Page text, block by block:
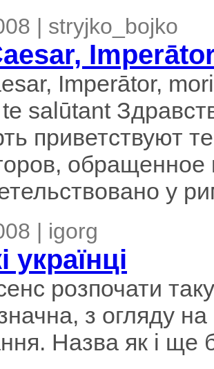
| stryjko_bojko
Imperātor,
salūtant
приветствуют
обращенное
у
| igorg
українці
розпочати
з огляду
Назва як і ще